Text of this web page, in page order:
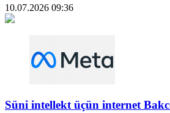
10.07.2026 09:36
Süni intellekt üçün internet